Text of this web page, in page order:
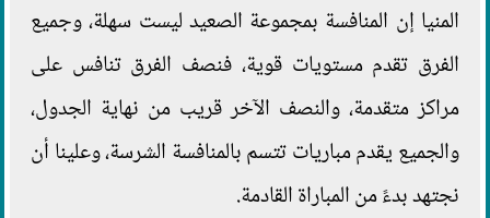
المنيا إن المنافسة بمجموعة الصعيد ليست سهلة، وجميع
الفرق تقدم مستويات قوية، فنصف الفرق تنافس على
مراكز متقدمة، والنصف الآخر قريب من نهاية الجدول،
والجميع يقدم مباريات تتسم بالمنافسة الشرسة، وعلينا أن
نجتهد بدءً من المباراة القادمة.